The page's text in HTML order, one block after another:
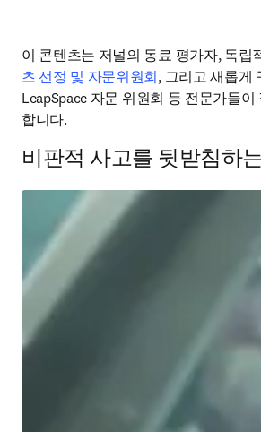
이 콘텐츠는 저널의 동료 평가자, 독립
츠 선정 및 자문위원회, 그리고 새롭게
LeapSpace 자문 위원회 등 전문가들
합니다.
비판적 사고를 뒷받침하